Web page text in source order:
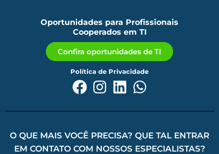
Oportunidades para Profissionais
Cooperados em TI
Confira oportunidades de TI
Política de Privacidade
O QUE MAIS VOCÊ PRECISA? QUE TAL ENTRAR
EM CONTATO COM NOSSOS ESPECIALISTAS?